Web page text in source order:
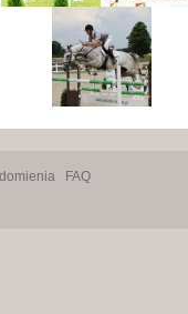
FAQ